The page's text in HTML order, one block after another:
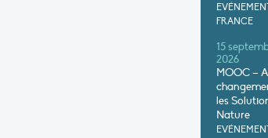
FRANCE
15
2026
MOOC –
les
Nature